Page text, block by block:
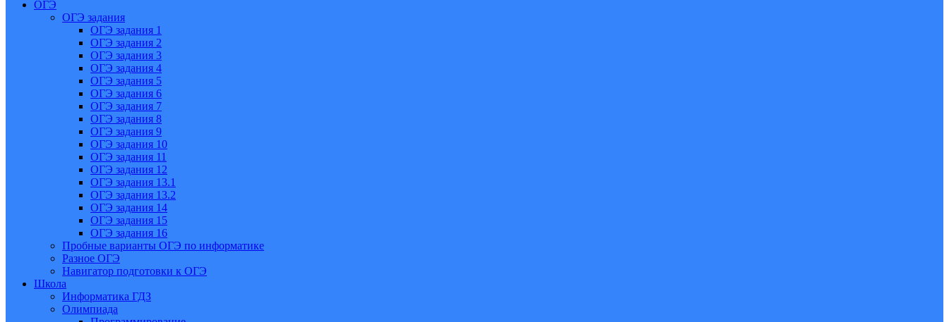
ОГЭ
ОГЭ задания
ОГЭ задания 1
ОГЭ задания 2
ОГЭ задания 3
ОГЭ задания 4
ОГЭ задания 5
ОГЭ задания 6
ОГЭ задания 7
ОГЭ задания 8
ОГЭ задания 9
ОГЭ задания 10
ОГЭ задания 11
ОГЭ задания 12
ОГЭ задания 13.1
ОГЭ задания 13.2
ОГЭ задания 14
ОГЭ задания 15
ОГЭ задания 16
Пробные варианты ОГЭ по информатике
Разное ОГЭ
Навигатор подготовки к ОГЭ
Школа
Информатика ГДЗ
Олимпиада